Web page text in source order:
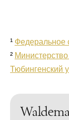
¹ Федеральное
²
Тюбингенский